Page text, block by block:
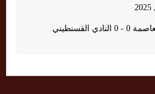
القسنطيني